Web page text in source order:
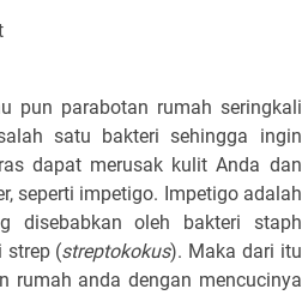
pun parabotan rumah seringkali
satu bakteri sehingga ingin
dapat merusak kulit Anda dan
seperti impetigo. Impetigo adalah
disebabkan oleh bakteri staph
strep (streptokokus). Maka dari itu
rumah anda dengan mencucinya